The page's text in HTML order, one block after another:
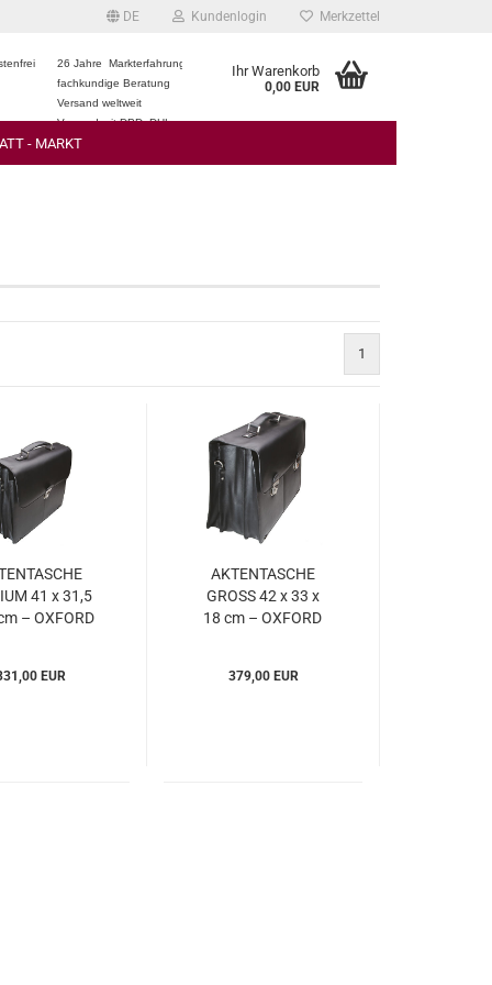
DE Kundenlogin Merkzettel
26 Jahre Markterfahrung
fachkundige Beratung
Versand weltweit
Versand mit DPD, DHL
Ihr Warenkorb
0,00 EUR
- MARKT
1
41 x 31,5
– OXFORD
EUR
AKTENTASCHE
GROSS 42 x 33 x
18 cm – OXFORD
379,00 EUR